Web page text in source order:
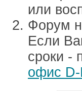
или
Форум
Если
сроки -
офис D-